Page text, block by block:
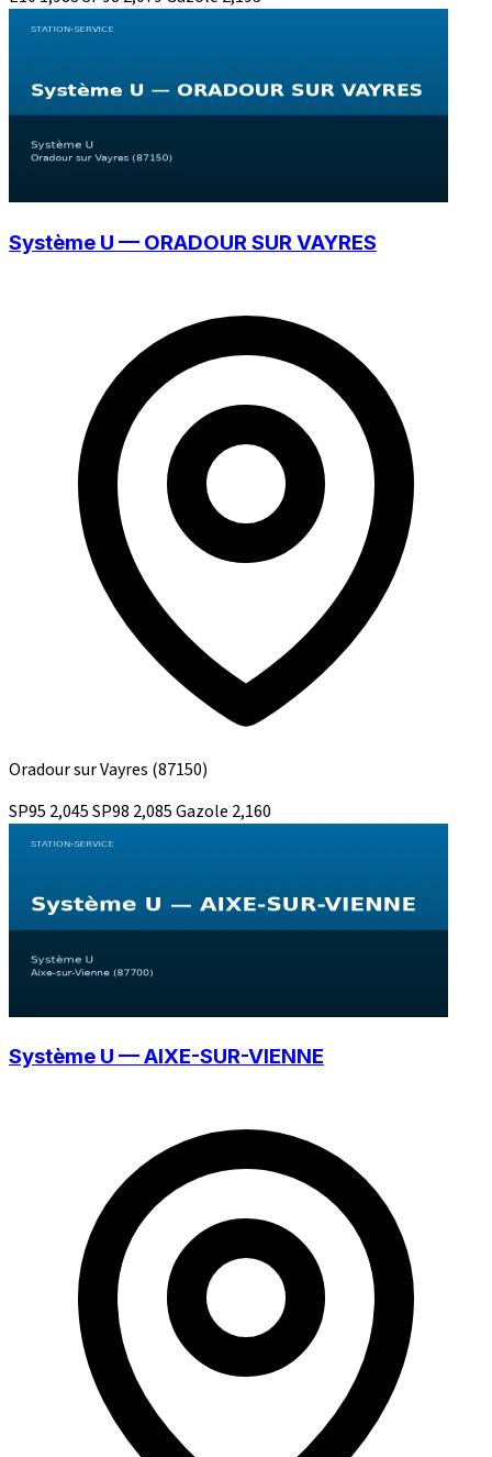
Système U — ORADOUR SUR VAYRES
Oradour sur Vayres (87150)
SP95 2,045SP98 2,085Gazole 2,160
Système U — AIXE-SUR-VIENNE